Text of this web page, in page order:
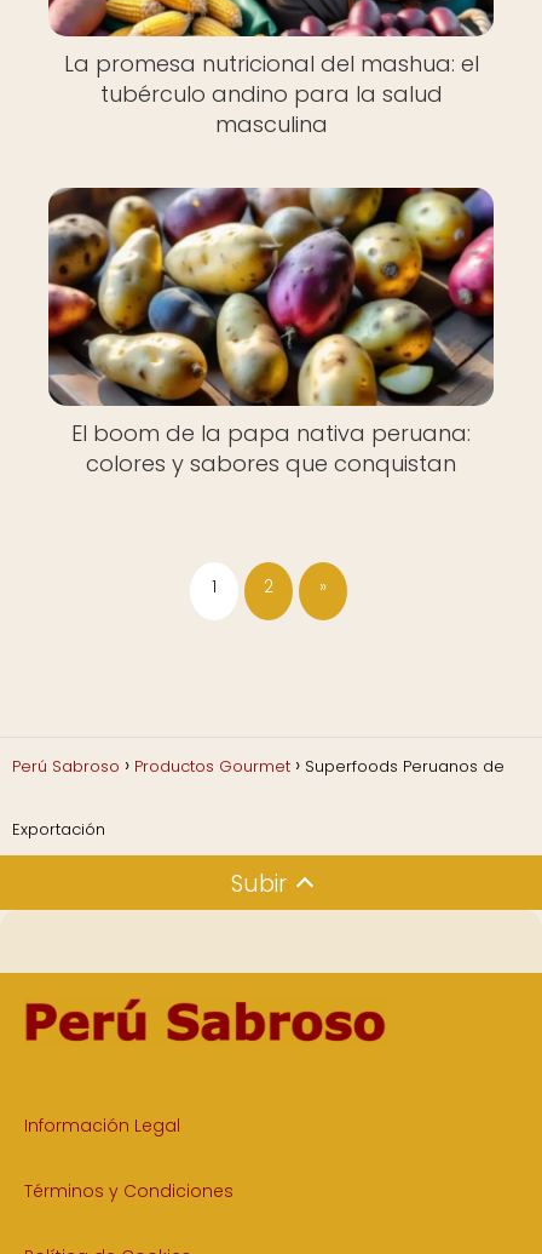
La promesa nutricional del mashua: el
tubérculo andino para la salud
masculina
El boom de la papa nativa peruana:
colores y sabores que conquistan
1 2 »
Perú Sabroso Productos Gourmet Superfoods Peruanos de
Exportación
Subir
Información Legal
Términos y Condiciones